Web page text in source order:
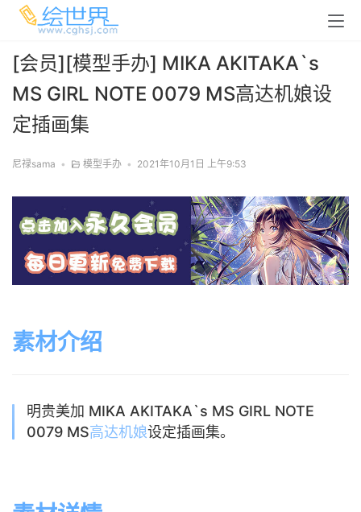
[会员][模型手办] MIKA AKITAKA`s
MS GIRL NOTE 0079 MS高达机娘设
定插画集
尼禄sama • 模型手办 • 2021年10月1日 上午9:53
素材介绍
明贵美加 MIKA AKITAKA`s MS GIRL NOTE
0079 MS高达机娘设定插画集。